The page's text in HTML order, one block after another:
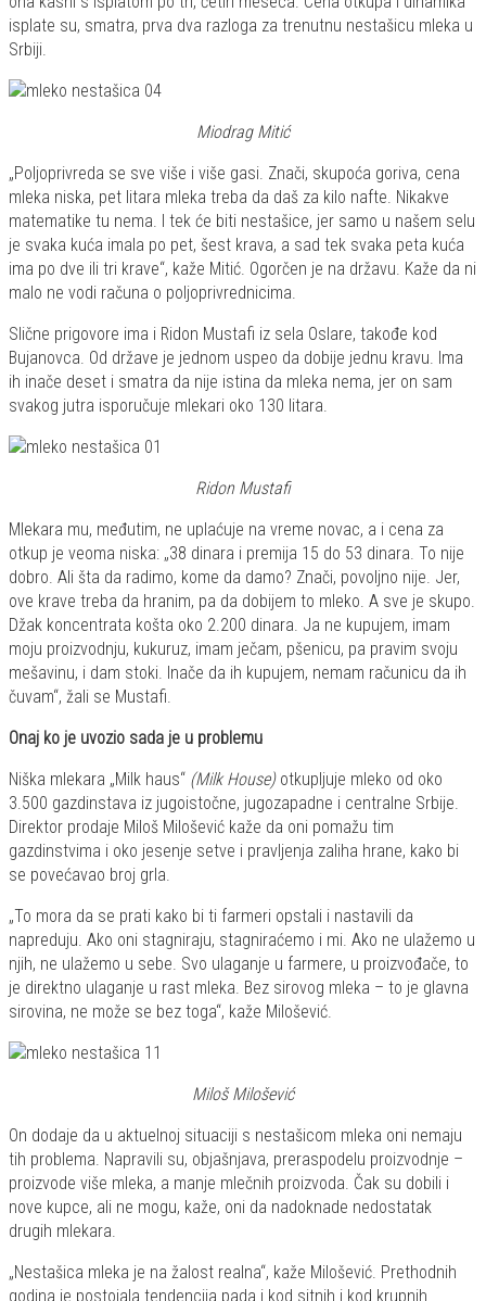
isplate su, smatra, prva dva razloga za trenutnu nestašicu mleka u
Srbiji.
Miodrag Mitić
„Poljoprivreda se sve više i više gasi. Znači, skupoća goriva, cena
mleka niska, pet litara mleka treba da daš za kilo nafte. Nikakve
matematike tu nema. I tek će biti nestašice, jer samo u našem selu
je svaka kuća imala po pet, šest krava, a sad tek svaka peta kuća
ima po dve ili tri krave“, kaže Mitić. Ogorčen je na državu. Kaže da ni
malo ne vodi računa o poljoprivrednicima.
Slične prigovore ima i Ridon Mustafi iz sela Oslare, takođe kod
Bujanovca. Od države je jednom uspeo da dobije jednu kravu. Ima
ih inače deset i smatra da nije istina da mleka nema, jer on sam
svakog jutra isporučuje mlekari oko 130 litara.
Ridon Mustafi
Mlekara mu, međutim, ne uplaćuje na vreme novac, a i cena za
otkup je veoma niska: „38 dinara i premija 15 do 53 dinara. To nije
dobro. Ali šta da radimo, kome da damo? Znači, povoljno nije. Jer,
ove krave treba da hranim, pa da dobijem to mleko. A sve je skupo.
Džak koncentrata košta oko 2.200 dinara. Ja ne kupujem, imam
moju proizvodnju, kukuruz, imam ječam, pšenicu, pa pravim svoju
mešavinu, i dam stoki. Inače da ih kupujem, nemam računicu da ih
čuvam“, žali se Mustafi.
Onaj ko je uvozio sada je u problemu
Niška mlekara „Milk haus“ (Milk House)otkupljuje mleko od oko
3.500 gazdinstava iz jugoistočne, jugozapadne i centralne Srbije.
Direktor prodaje Miloš Milošević kaže da oni pomažu tim
gazdinstvima i oko jesenje setve i pravljenja zaliha hrane, kako bi
se povećavao broj grla.
„To mora da se prati kako bi ti farmeri opstali i nastavili da
napreduju. Ako oni stagniraju, stagniraćemo i mi. Ako ne ulažemo u
njih, ne ulažemo u sebe. Svo ulaganje u farmere, u proizvođače, to
je direktno ulaganje u rast mleka. Bez sirovog mleka – to je glavna
sirovina, ne može se bez toga“, kaže Milošević.
Miloš Milošević
On dodaje da u aktuelnoj situaciji s nestašicom mleka oni nemaju
tih problema. Napravili su, objašnjava, preraspodelu proizvodnje –
proizvode više mleka, a manje mlečnih proizvoda. Čak su dobili i
nove kupce, ali ne mogu, kaže, oni da nadoknade nedostatak
drugih mlekara.
„Nestašica mleka je na žalost realna“, kaže Milošević. Prethodnih
godina je postojala tendencija pada i kod sitnih i kod krupnih